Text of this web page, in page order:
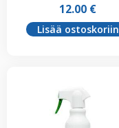
12.00 €
Lisää ostoskoriin